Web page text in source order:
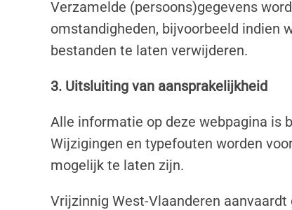
Verzamelde (persoons)gegevens
omstandigheden, bijvoorbeeld indien
bestanden te laten verwijderen.
3. Uitsluiting van aansprakelijkheid
Alle informatie op deze webpagina is
Wijzigingen en typefouten worden
mogelijk te laten zijn.
Vrijzinnig West-Vlaanderen